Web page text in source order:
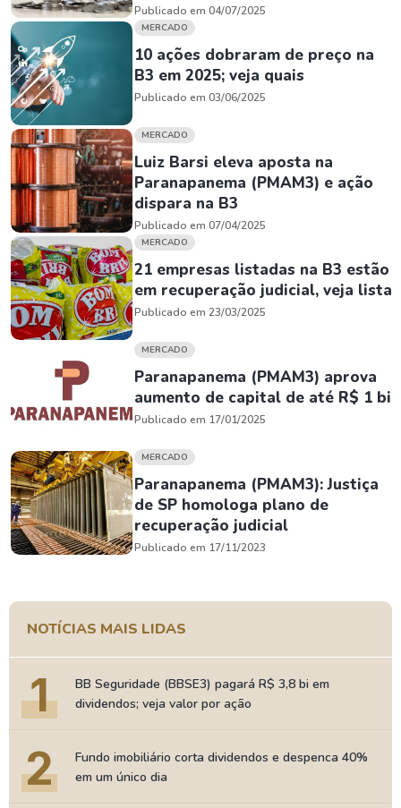
Publicado em 04/07/2025
MERCADO
10 ações dobraram de preço na
B3 em 2025; veja quais
Publicado em 03/06/2025
MERCADO
Luiz Barsi eleva aposta na
Paranapanema (PMAM3) e ação
dispara na B3
Publicado em 07/04/2025
MERCADO
21 empresas listadas na B3 estão
em recuperação judicial, veja lista
Publicado em 23/03/2025
MERCADO
Paranapanema (PMAM3) aprova
aumento de capital de até R$ 1 bi
Publicado em 17/01/2025
MERCADO
Paranapanema (PMAM3): Justiça
de SP homologa plano de
recuperação judicial
Publicado em 17/11/2023
NOTÍCIAS MAIS LIDAS
1
BB Seguridade (BBSE3) pagará R$ 3,8 bi em
dividendos; veja valor por ação
2
Fundo imobiliário corta dividendos e despenca 40%
em um único dia